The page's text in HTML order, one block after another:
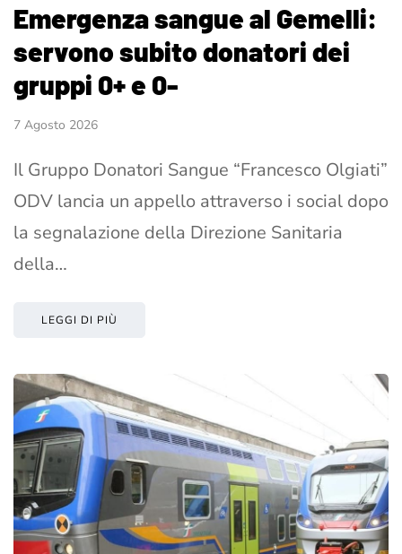
Emergenza sangue al Gemelli:
servono subito donatori dei
gruppi 0+ e 0-
7 Agosto 2026
Il Gruppo Donatori Sangue “Francesco Olgiati”
ODV lancia un appello attraverso i social dopo
la segnalazione della Direzione Sanitaria
della…
LEGGI DI PIÙ